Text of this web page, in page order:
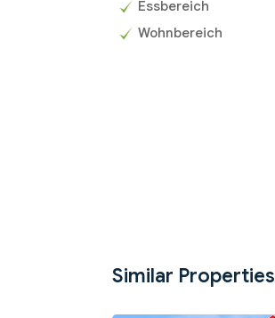
Essbereich
Wohnbereich
Similar Properties